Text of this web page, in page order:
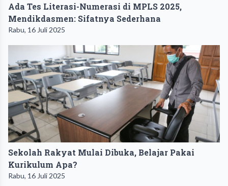
Ada Tes Literasi-Numerasi di MPLS 2025,
Mendikdasmen: Sifatnya Sederhana
Rabu, 16 Juli 2025
Sekolah Rakyat Mulai Dibuka, Belajar Pakai
Kurikulum Apa?
Rabu, 16 Juli 2025